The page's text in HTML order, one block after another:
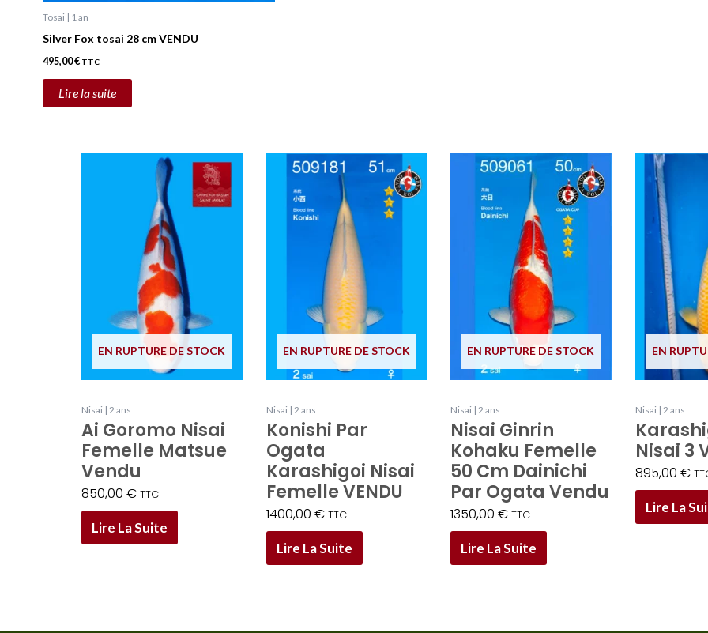
Tosai | 1 an
Silver Fox tosai 28 cm VENDU
495,00€ TTC
Lire la suite
EN RUPTURE DE STOCK
Nisai | 2 ans
Ai Goromo Nisai
Femelle Matsue
Vendu
850,00€ TTC
Lire La Suite
EN RUPTURE DE STOCK
Nisai | 2 ans
Konishi Par
Ogata
Karashigoi Nisai
Femelle VENDU
1400,00 € TTC
Lire La Suite
EN RUPTURE DE STOCK
Nisai | 2 ans
Nisai Ginrin
Kohaku Femelle
50 Cm Dainichi
Par Ogata Vendu
1350,00€ TTC
Lire La Suite
EN
Nisai | 2 ans
Nisai 3
895,00 €
Lire La